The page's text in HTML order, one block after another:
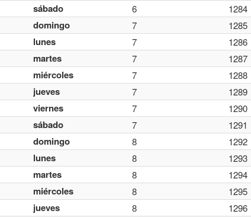
sábado 6 1284
domingo 7 1285
lunes 7 1286
martes 7 1287
miércoles 7 1288
jueves 7 1289
viernes 7 1290
sábado 7 1291
domingo 8 1292
lunes 8 1293
martes 8 1294
miércoles 8 1295
jueves 8 1296